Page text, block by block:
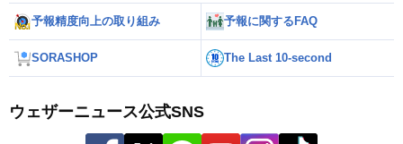
予報精度向上の取り組み 予報に関するFAQ
SORASHOP The Last 10-second
ウェザーニュース公式SNS